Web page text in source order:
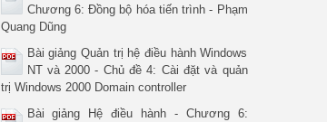
Chương 6: Đồng bộ hóa tiến trình - Phạm
Quang Dũng
Bài giảng Quản trị hệ điều hành Windows
NT và 2000 - Chủ đề 4: Cài đặt và quản
trị Windows 2000 Domain controller
Bài giảng Hệ điều hành - Chương 6: